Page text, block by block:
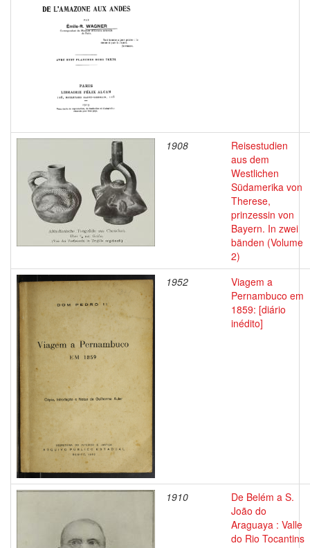
1908
Reisestudien
aus dem
Westlichen
Südamerika von
Therese,
prinzessin von
Bayern. In zwei
bänden (Volume
2)
1952
Viagem a
Pernambuco em
1859: [diário
inédito]
1910
De Belém a S.
João do
Araguaya : Valle
do Rio Tocantins